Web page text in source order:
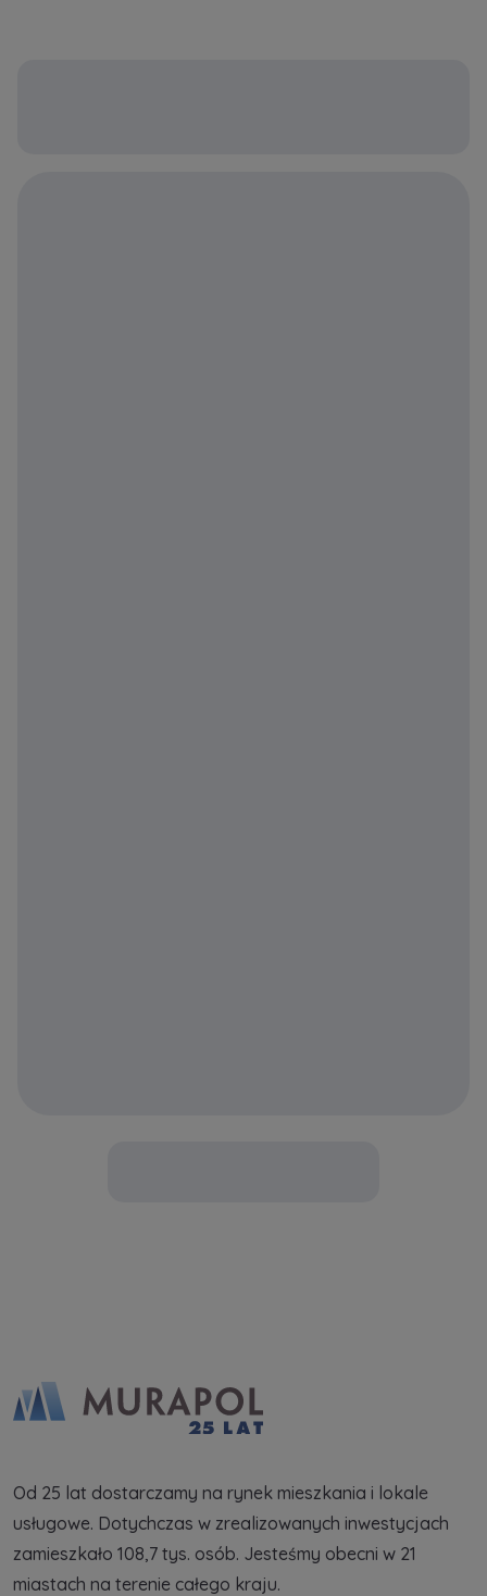
Od 25 lat dostarczamy na rynek mieszkania i lokale
usługowe. Dotychczas w zrealizowanych inwestycjach
zamieszkało 108,7 tys. osób. Jesteśmy obecni w 21
miastach na terenie całego kraju.